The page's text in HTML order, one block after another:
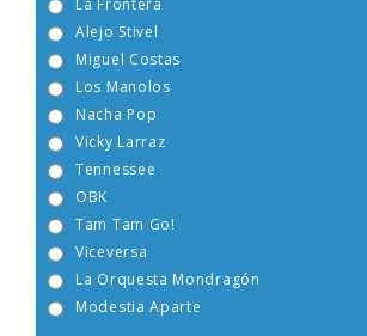
La Frontera
Alejo Stivel
Miguel Costas
Los Manolos
Nacha Pop
Vicky Larraz
Tennessee
OBK
Tam Tam Go!
Viceversa
La Orquesta Mondragón
Modestia Aparte